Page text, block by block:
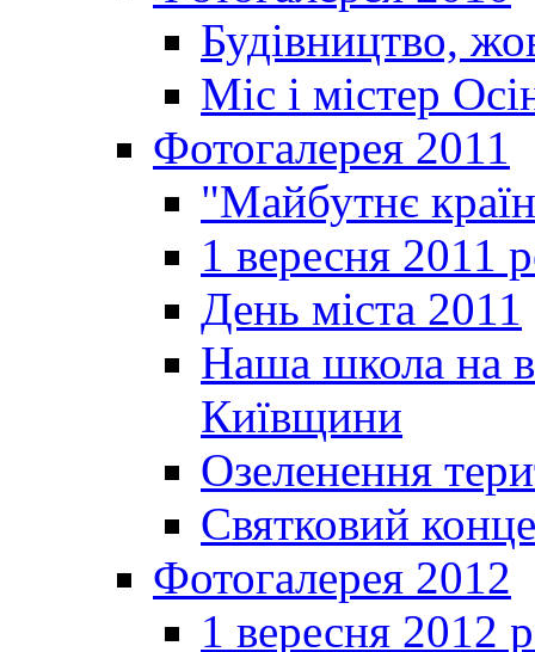
Будівництво,
Міс і містер
Фотогалерея 2011
"Майбутнє
1 вересня 2011
День міста 2011
Наша школа на
Київщини
Озеленення
Святковий
Фотогалерея 2012
1 вересня 2012